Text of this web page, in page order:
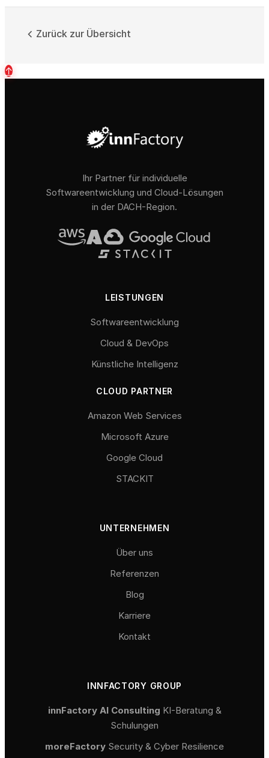
Zurück zur Übersicht
↑
Ihr Partner für individuelle
Softwareentwicklung und Cloud-Lösungen
in der DACH-Region.
LEISTUNGEN
Softwareentwicklung
Cloud & DevOps
Künstliche Intelligenz
CLOUD PARTNER
Amazon Web Services
Microsoft Azure
Google Cloud
STACKIT
UNTERNEHMEN
Über uns
Referenzen
Blog
Karriere
Kontakt
INNFACTORY GROUP
innFactory AI Consulting KI-Beratung &
Schulungen
moreFactory Security & Cyber Resilience